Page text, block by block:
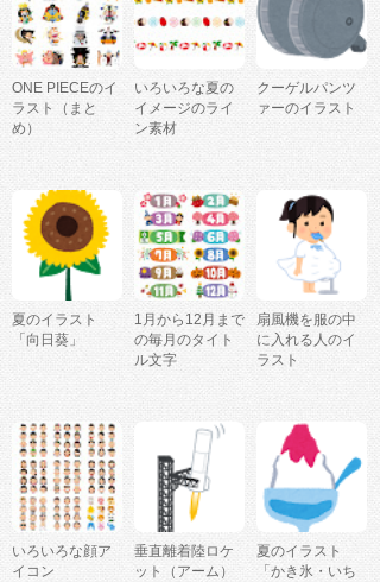
ONE PIECEのイ
ラスト（まと
め）
いろいろな夏の
イメージのライ
ン素材
クーゲルパンツ
ァーのイラスト
夏のイラスト
「向日葵」
1月から12月まで
の毎月のタイト
ル文字
扇風機を服の中
に入れる人のイ
ラスト
いろいろな顔ア
イコン
垂直離着陸ロケ
ット（アーム）
夏のイラスト
「かき氷・いち